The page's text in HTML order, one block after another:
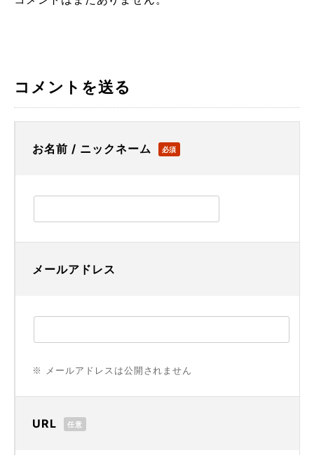
コメントを送る
お名前 / ニックネーム 必須
メールアドレス
※ メールアドレスは公開されません
URL 任意